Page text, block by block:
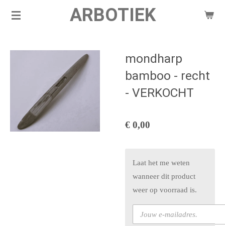
Ga
de
ARBOTIEK
mondharp
bamboo - recht
- VERKOCHT
€ 0,00
Laat het me weten
wanneer dit product
weer op voorraad is.